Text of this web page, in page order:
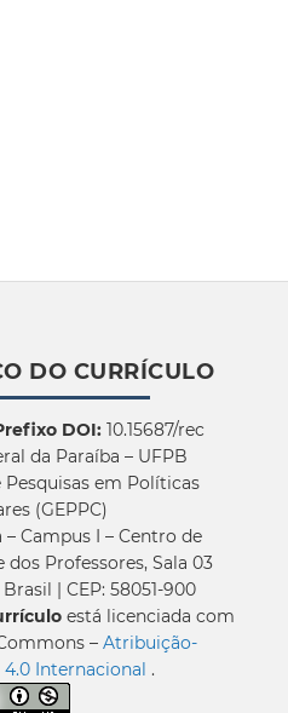
DO CURRÍCULO
DOI:10.15687/rec
da Paraíba – UFPB
em Políticas
(GEPPC)
Campus I – Centro de
Professores, Sala 03
| CEP: 58051-900
está licenciada com
– Atribuição-
Internacional .